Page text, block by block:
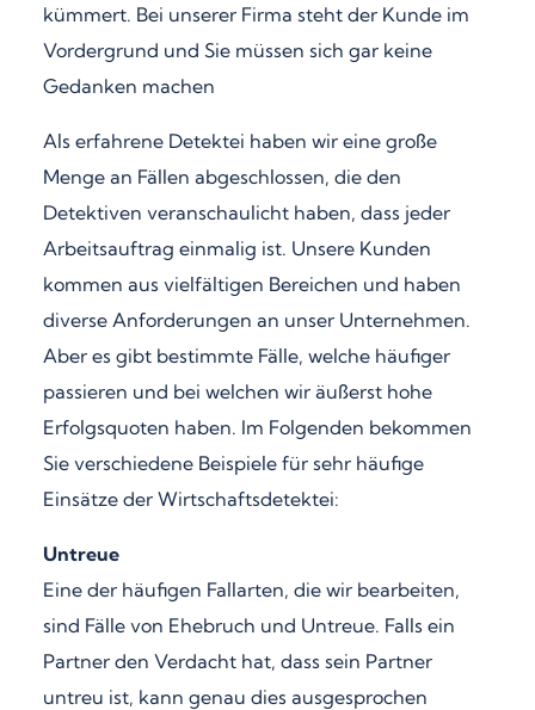
kümmert. Bei unserer Firma steht der Kunde im
Vordergrund und Sie müssen sich gar keine
Gedanken machen
Als erfahrene Detektei haben wir eine große
Menge an Fällen abgeschlossen, die den
Detektiven veranschaulicht haben, dass jeder
Arbeitsauftrag einmalig ist. Unsere Kunden
kommen aus vielfältigen Bereichen und haben
diverse Anforderungen an unser Unternehmen.
Aber es gibt bestimmte Fälle, welche häufiger
passieren und bei welchen wir äußerst hohe
Erfolgsquoten haben. Im Folgenden bekommen
Sie verschiedene Beispiele für sehr häufige
Einsätze der Wirtschaftsdetektei:
Untreue
Eine der häufigen Fallarten, die wir bearbeiten,
sind Fälle von Ehebruch und Untreue. Falls ein
Partner den Verdacht hat, dass sein Partner
untreu ist, kann genau dies ausgesprochen